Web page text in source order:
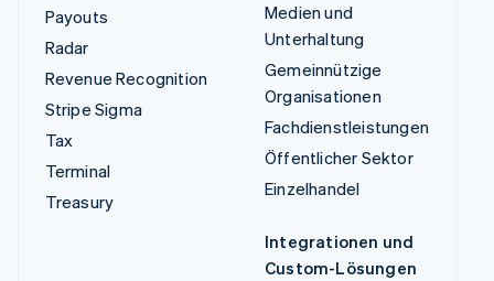
Payouts
Radar
Revenue Recognition
Stripe Sigma
Tax
Terminal
Treasury
Medien und
Unterhaltung
Gemeinnützige
Organisationen
Fachdienstleistungen
Öffentlicher Sektor
Einzelhandel
Integrationen und
Custom-Lösungen